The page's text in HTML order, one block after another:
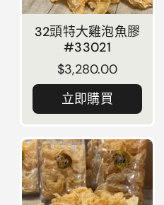
32頭特大雞泡魚膠
#33021
正常價格
$3,280.00
立即購買